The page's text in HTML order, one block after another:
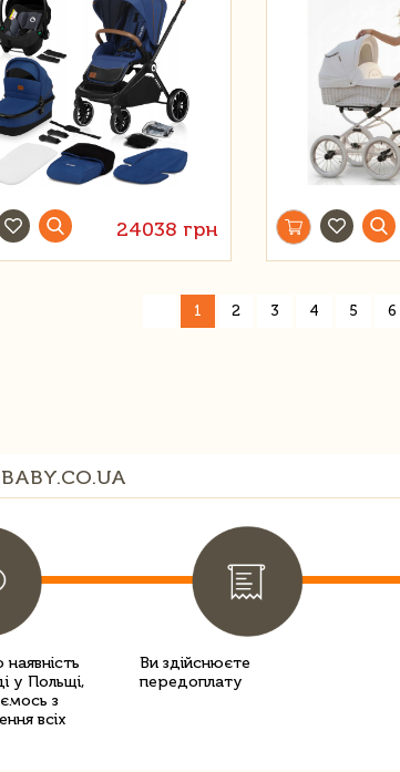
24038 грн
1 2 3 4 5 6
у Польщі,
з
всіх
Ви здійснюєте
передоплату